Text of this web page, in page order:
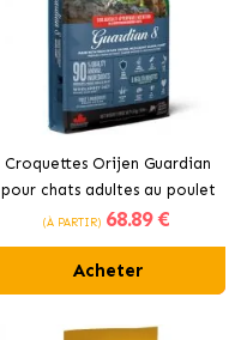
Croquettes Orijen Guardian
pour chats adultes au poulet
(À PARTIR) 68.89 €
Acheter